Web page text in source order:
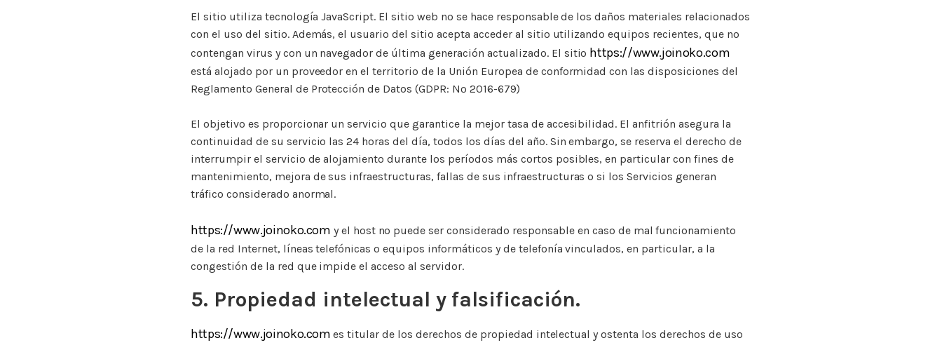
El sitio utiliza tecnología JavaScript. El sitio web no se hace responsable de los daños materiales relacionados
con el uso del sitio. Además, el usuario del sitio acepta acceder al sitio utilizando equipos recientes, que no
contengan virus y con un navegador de última generación actualizado. El sitio https://www.joinoko.com
está alojado por un proveedor en el territorio de la Unión Europea de conformidad con las disposiciones del
Reglamento General de Protección de Datos (GDPR: Nº 2016-679)
El objetivo es proporcionar un servicio que garantice la mejor tasa de accesibilidad. El anfitrión asegura la
continuidad de su servicio las 24 horas del día, todos los días del año. Sin embargo, se reserva el derecho de
interrumpir el servicio de alojamiento durante los períodos más cortos posibles, en particular con fines de
mantenimiento, mejora de sus infraestructuras, fallas de sus infraestructuras o si los Servicios generan
tráfico considerado anormal.
https://www.joinoko.com y el host no puede ser considerado responsable en caso de mal funcionamiento
de la red Internet, líneas telefónicas o equipos informáticos y de telefonía vinculados, en particular, a la
congestión de la red que impide el acceso al servidor.
5. Propiedad intelectual y falsificación.
https://www.joinoko.comes titular de los derechos de propiedad intelectual y ostenta los derechos de uso